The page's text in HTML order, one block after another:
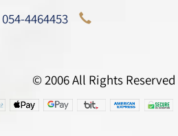
054-4464453
© 2006 All Rights Reserved